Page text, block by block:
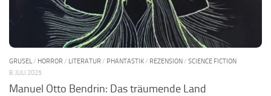
GRUSEL/ HORROR / LITERATUR / PHANTASTIK/ REZENSION/ SCIENCE FICTION
8. JULI 2025
Manuel Otto Bendrin: Das träumende Land